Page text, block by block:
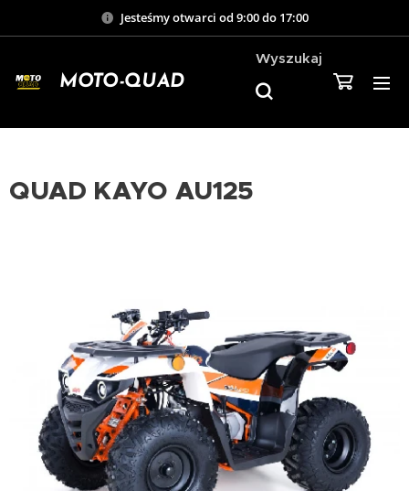
Jesteśmy otwarci od 9:00 do 17:00
MOTO-QUAD
Wyszukaj
QUAD KAYO AU125